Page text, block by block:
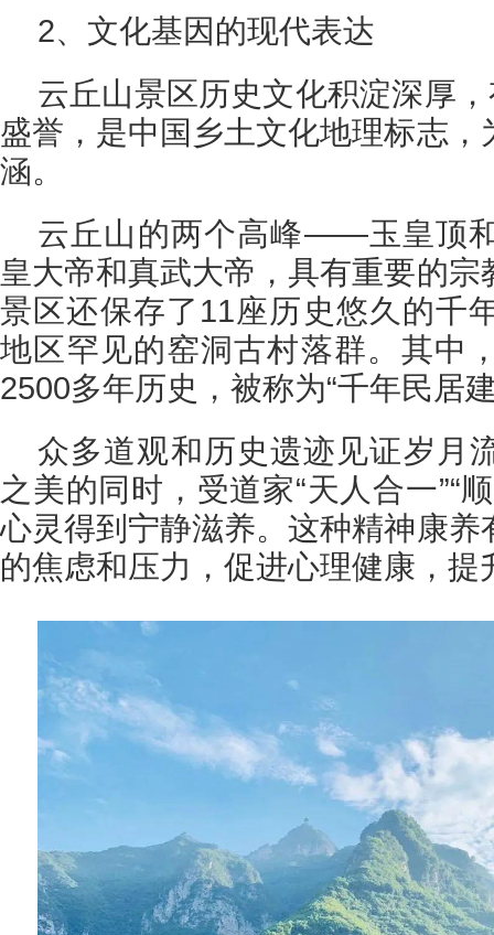
2、文化基因的现代表达
云丘山景区历史文化积淀深厚
盛誉，是中国乡土文化地理标志
涵。
云丘山的两个高峰——玉皇顶
皇大帝和真武大帝，具有重要的
景区还保存了11座历史悠久的千
地区罕见的窑洞古村落群。其中
2500多年历史，被称为“千年民居
众多道观和历史遗迹见证岁月
之美的同时，受道家“天人合一”“
心灵得到宁静滋养。这种精神康
的焦虑和压力，促进心理健康，提